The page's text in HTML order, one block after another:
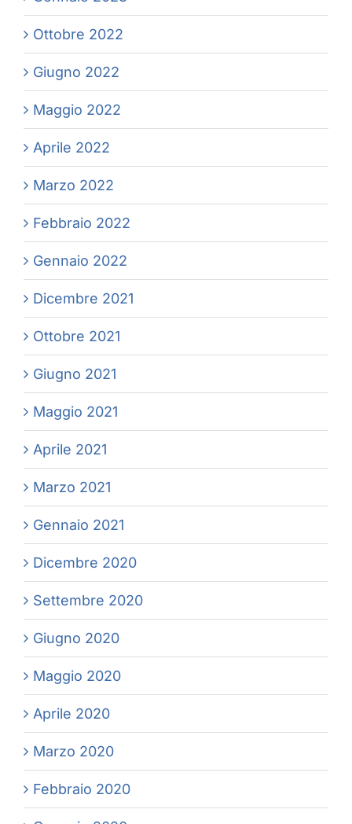
Ottobre 2022
Giugno 2022
Maggio 2022
Aprile 2022
Marzo 2022
Febbraio 2022
Gennaio 2022
Dicembre 2021
Ottobre 2021
Giugno 2021
Maggio 2021
Aprile 2021
Marzo 2021
Gennaio 2021
Dicembre 2020
Settembre 2020
Giugno 2020
Maggio 2020
Aprile 2020
Marzo 2020
Febbraio 2020